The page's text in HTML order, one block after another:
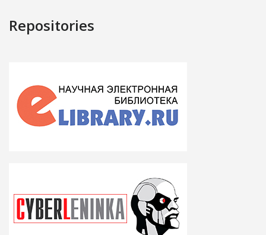
Repositories